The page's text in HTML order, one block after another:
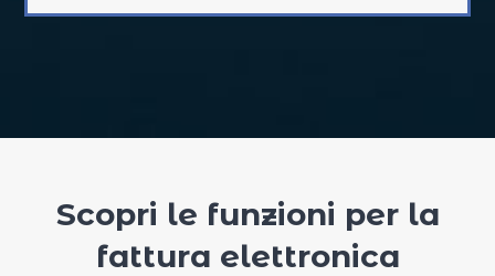
Scopri le funzioni per la
fattura elettronica